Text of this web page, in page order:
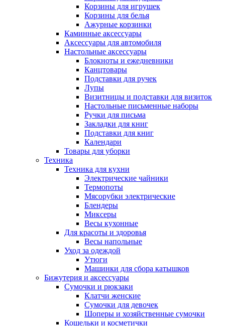
Корзины для игрушек
Корзины для белья
Ажурные корзинки
Каминные аксессуары
Аксессуары для автомобиля
Настольные аксессуары
Блокноты и ежедневники
Канцтовары
Подставки для ручек
Лупы
Визитницы и подставки для визиток
Настольные письменные наборы
Ручки для письма
Закладки для книг
Подставки для книг
Календари
Товары для уборки
Техника
Техника для кухни
Электрические чайники
Термопоты
Мясорубки электрические
Блендеры
Миксеры
Весы кухонные
Для красоты и здоровья
Весы напольные
Уход за одеждой
Утюги
Машинки для сбора катышков
Бижутерия и аксессуары
Сумочки и рюкзаки
Клатчи женские
Сумочки для девочек
Шоперы и хозяйственные сумочки
Кошельки и косметички